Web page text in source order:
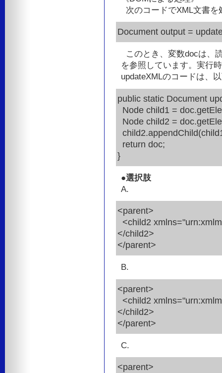
次のコードでXML文書を
Document output =
このとき、変数docは、
を参照しています。実行
updateXMLのコードは、
public static Document
Node child1 =
Node child2 =
return doc;
}
●選択肢
A.
<parent>
<child2
</child2>
</parent>
B.
<parent>
<child2
</child2>
</parent>
C.
<parent>